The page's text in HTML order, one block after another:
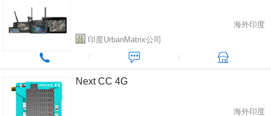
海外印度
印度UrbanMatrix公司
Next CC 4G
海外印度